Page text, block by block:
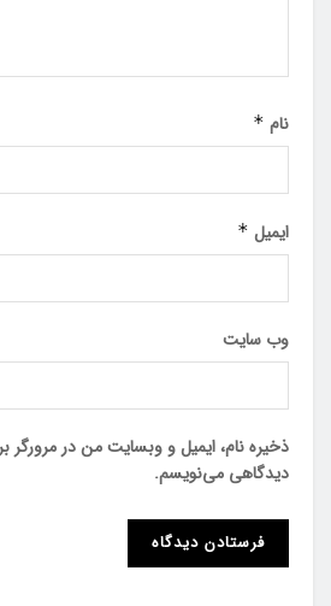
نام *
ایمیل *
وب‌ سایت
ذخیره نام، ایمیل و وبسایت من در مرورگر
دیدگاهی می‌نویسم.